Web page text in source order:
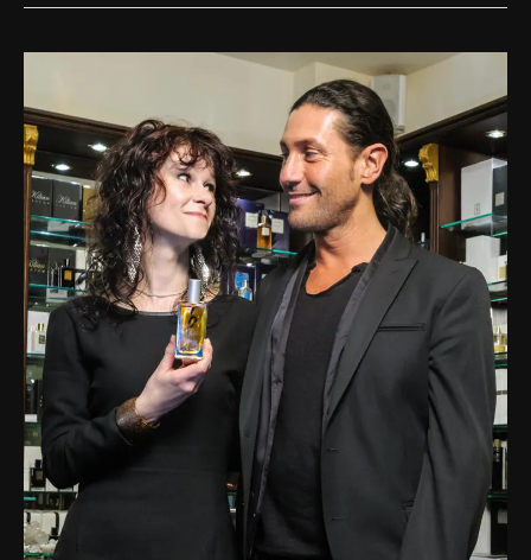
jest
wzbudzanie
emocji
–
Wywiad
z
Olivierem
Durbano,
część
pierwsza